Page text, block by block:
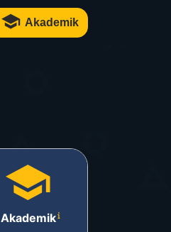
Akademik
Akademik